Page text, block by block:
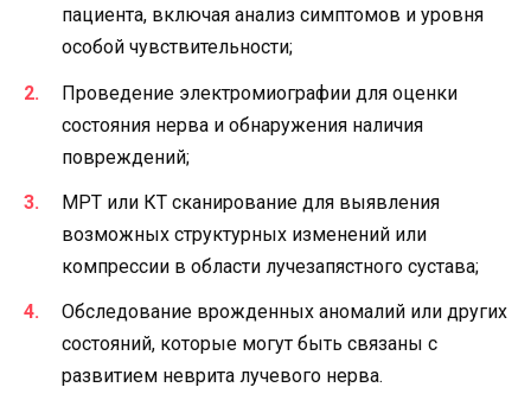
пациента, включая анализ симптомов и уровня
особой чувствительности;
Проведение электромиографии для оценки
состояния нерва и обнаружения наличия
повреждений;
МРТ или КТ сканирование для выявления
возможных структурных изменений или
компрессии в области лучезапястного сустава;
Обследование врожденных аномалий или других
состояний, которые могут быть связаны с
развитием неврита лучевого нерва.